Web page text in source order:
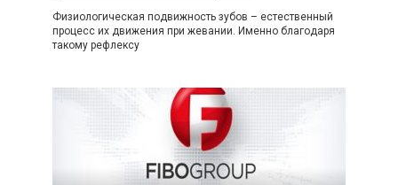
Физиологическая подвижность зубов – естественный
процесс их движения при жевании. Именно благодаря
такому рефлексу